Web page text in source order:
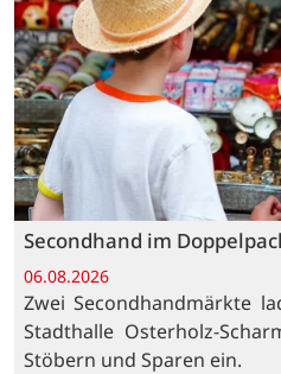
Secondhand im
06.08.2026
Zwei Secondhandmärkte
Stadthalle Osterholz-
Stöbern und Sparen ein.